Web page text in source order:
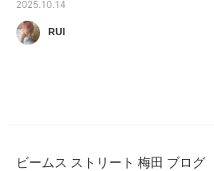
2025.10.14
RUI
ビームス ストリート 梅田 ブログ